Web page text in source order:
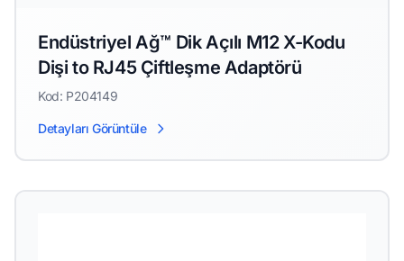
Endüstriyel Ağ™ Dik Açılı M12 X-Kodu
Dişi to RJ45 Çiftleşme Adaptörü
Kod: P204149
Detayları Görüntüle